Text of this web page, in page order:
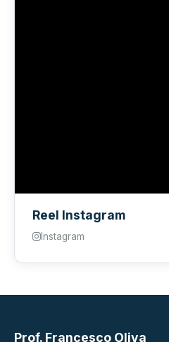
Reel Instagram
Instagram
Prof. Francesco Oliva